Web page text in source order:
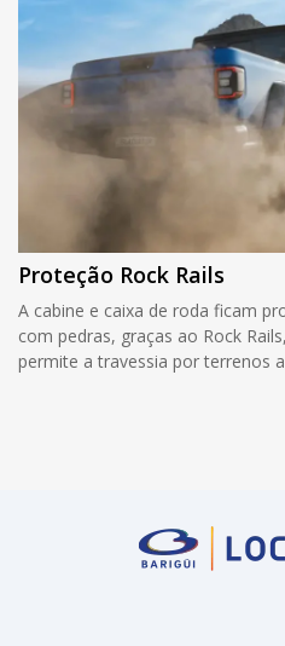
Proteção Rock Rails
A cabine e caixa de roda ficam
com pedras, graças ao Rock
permite a travessia por terrenos